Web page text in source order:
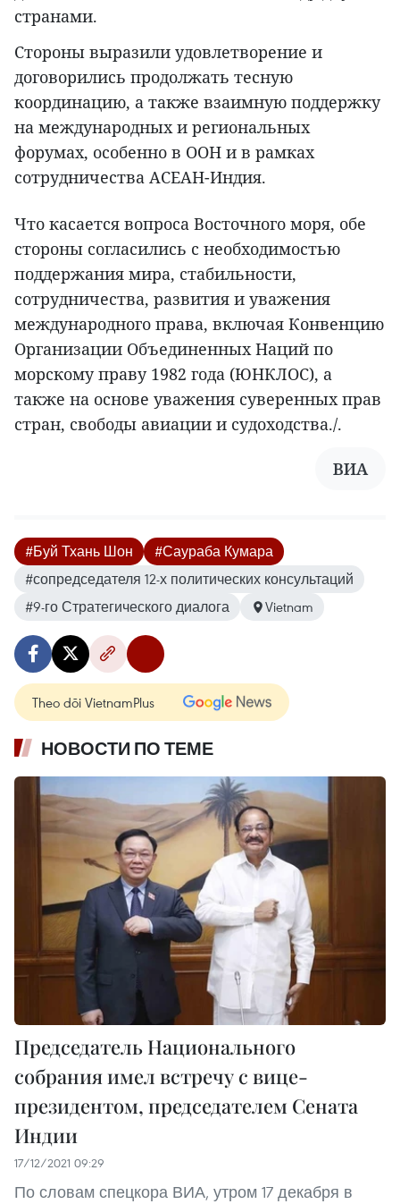
странами.
Стороны выразили удовлетворение и
договорились продолжать тесную
координацию, а также взаимную поддержку
на международных и региональных
форумах, особенно в ООН и в рамках
сотрудничества АСЕАН-Индия.
Что касается вопроса Восточного моря, обе
стороны согласились с необходимостью
поддержания мира, стабильности,
сотрудничества, развития и уважения
международного права, включая Конвенцию
Организации Объединенных Наций по
морскому праву 1982 года (ЮНКЛОС), а
также на основе уважения суверенных прав
стран, свободы авиации и судоходства./.
ВИА
#Буй Тхань Шон
#Саураба Кумара
#сопредседателя 12-х политических консультаций
#9-го Стратегического диалога
Vietnam
Theo dõi VietnamPlus
НОВОСТИ ПО ТЕМЕ
Председатель Национального
собрания имел встречу с вице-
президентом, председателем Сената
Индии
17/12/2021 09:29
По словам спецкора ВИА, утром 17 декабря в